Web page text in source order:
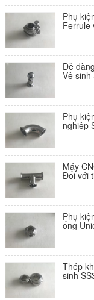
Phụ
Ferrule
Dễ
Vệ sinh
Phụ
nghiệp
Máy
Đối với
Phụ
ống
Thép
sinh